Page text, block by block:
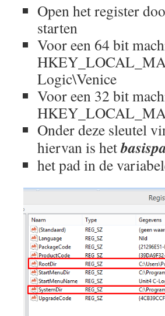
Open het register
starten
Voor een 64 bit
Logic\Venice
Voor een 32 bit
Onder deze sleutel
hiervan is het
het pad in de